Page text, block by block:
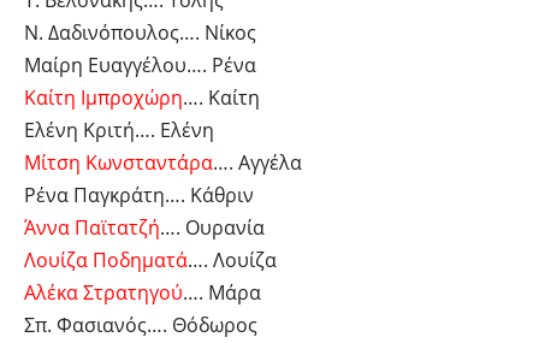
Ν. Δαδινόπουλος…. Νίκος
Μαίρη Ευαγγέλου…. Ρένα
Καίτη Ιμπροχώρη…. Καίτη
Ελένη Κριτή…. Ελένη
Μίτση Κωνσταντάρα…. Αγγέλα
Ρένα Παγκράτη…. Κάθριν
Άννα Παϊτατζή…. Ουρανία
Λουίζα Ποδηματά…. Λουίζα
Αλέκα Στρατηγού…. Μάρα
Σπ. Φασιανός…. Θόδωρος